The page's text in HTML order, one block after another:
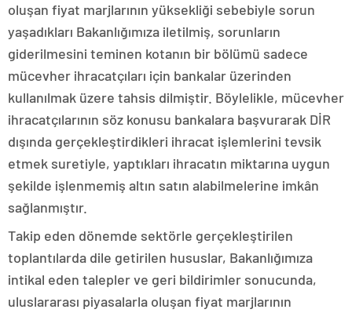
oluşan fiyat marjlarının yüksekliği sebebiyle sorun
yaşadıkları Bakanlığımıza iletilmiş, sorunların
giderilmesini teminen kotanın bir bölümü sadece
mücevher ihracatçıları için bankalar üzerinden
kullanılmak üzere tahsis dilmiştir. Böylelikle, mücevher
ihracatçılarının söz konusu bankalara başvurarak DİR
dışında gerçekleştirdikleri ihracat işlemlerini tevsik
etmek suretiyle, yaptıkları ihracatın miktarına uygun
şekilde işlenmemiş altın satın alabilmelerine imkân
sağlanmıştır.
Takip eden dönemde sektörle gerçekleştirilen
toplantılarda dile getirilen hususlar, Bakanlığımıza
intikal eden talepler ve geri bildirimler sonucunda,
uluslararası piyasalarla oluşan fiyat marjlarının